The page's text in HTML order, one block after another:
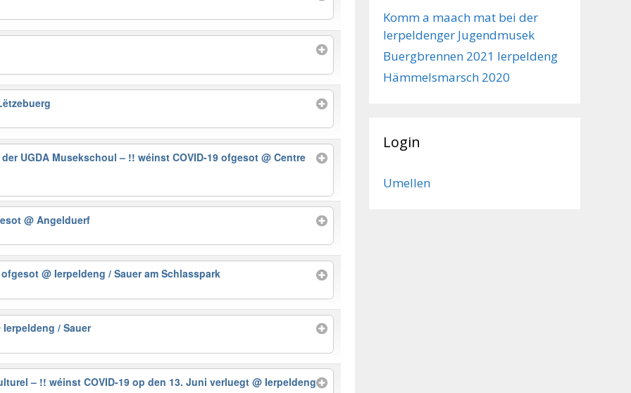
UGDA Musekschoul – !! wéinst COVID-19 ofgesot@ Centre
@ Angelduerf
ofgesot@ Ierpeldeng / Sauer am Schlasspark
Ierpeldeng / Sauer
– !! wéinst COVID-19 op den 13. Juni verluegt@ Ierpeldeng
Komm a maach mat bei der
Ierpeldenger Jugendmusek
Buergbrennen 2021 Ierpeldeng
Hämmelsmarsch 2020
Login
Umellen